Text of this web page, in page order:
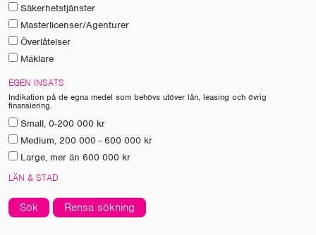
Säkerhetstjänster
Masterlicenser/Agenturer
Överlåtelser
Mäklare
EGEN INSATS
Indikation på de egna medel som behövs utöver lån, leasing och övrig
finansiering.
Small, 0-200 000 kr
Medium, 200 000 - 600 000 kr
Large, mer än 600 000 kr
LÄN & STAD
Sök Rensa sökning